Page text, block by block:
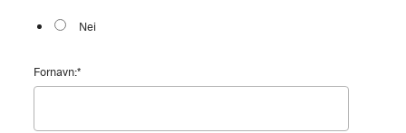
Nei
Fornavn:*